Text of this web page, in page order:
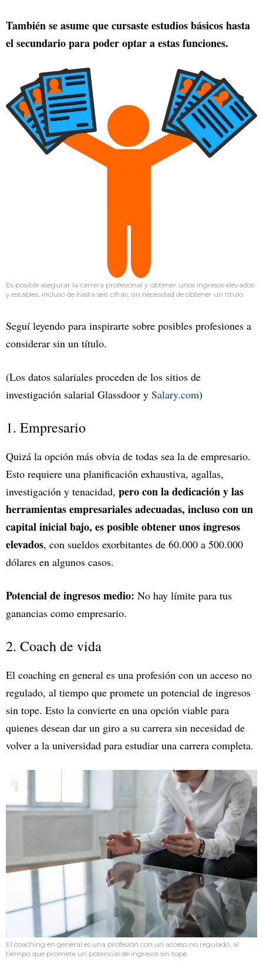
También se asume que cursaste estudios básicos hasta
el secundario para poder optar a estas funciones.
Es posible asegurar la carrera profesional y obtener unos ingresos elevados
y estables, incluso de hasta seis cifras, sin necesidad de obtener un título.
Seguí leyendo para inspirarte sobre posibles profesiones a
considerar sin un título.
(Los datos salariales proceden de los sitios de
investigación salarial Glassdoor y Salary.com)
1. Empresario
Quizá la opción más obvia de todas sea la de empresario.
Esto requiere una planificación exhaustiva, agallas,
investigación y tenacidad, pero con la dedicación y las
herramientas empresariales adecuadas, incluso con un
capital inicial bajo, es posible obtener unos ingresos
elevados, con sueldos exorbitantes de 60.000 a 500.000
dólares en algunos casos.
Potencial de ingresos medio: No hay límite para tus
ganancias como empresario.
2. Coach de vida
El coaching en general es una profesión con un acceso no
regulado, al tiempo que promete un potencial de ingresos
sin tope. Esto la convierte en una opción viable para
quienes desean dar un giro a su carrera sin necesidad de
volver a la universidad para estudiar una carrera completa.
El coaching en general es una profesión con un acceso no regulado, al
tiempo que promete un potencial de ingresos sin tope.